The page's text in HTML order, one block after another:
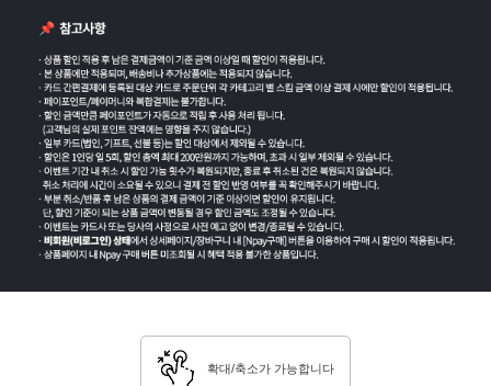
확대/축소가 가능합니다